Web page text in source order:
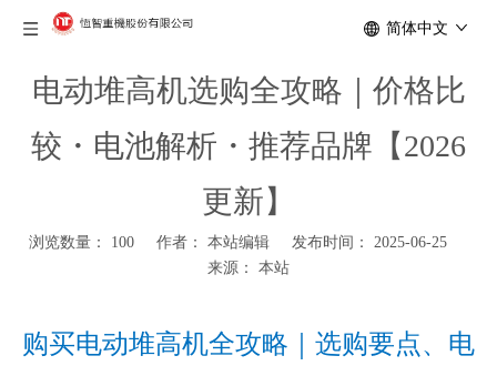
简体中文
电动堆高机选购全攻略｜价格比
较・电池解析・推荐品牌【2026
更新】
浏览数量： 100作者： 本站编辑 发布时间： 2025-06-25
来源： 本站
购买电动堆高机全攻略｜选购要点、电